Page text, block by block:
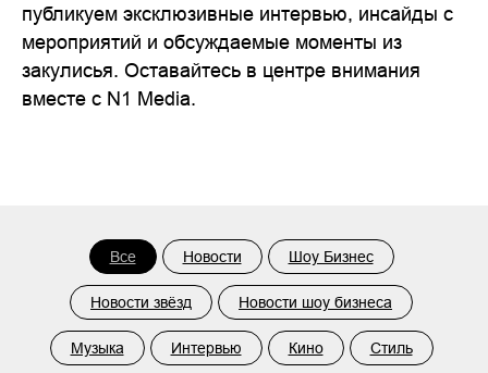
публикуем эксклюзивные интервью, инсайды с
мероприятий и обсуждаемые моменты из
закулисья. Оставайтесь в центре внимания
вместе с N1 Media.
Все Новости Шоу Бизнес
Новости звёзд Новости шоу бизнеса
Музыка Интервью Кино Стиль